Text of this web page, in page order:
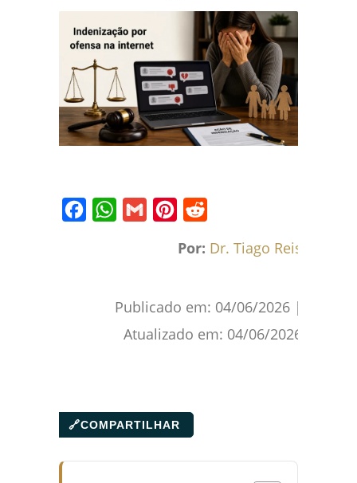
Por: Dr. Tiago Reis
Publicado em: 04/06/2026 |
Atualizado em: 04/06/2026
🔗COMPARTILHAR